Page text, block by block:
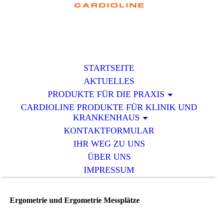
STARTSEITE
AKTUELLES
PRODUKTE FÜR DIE PRAXIS
CARDIOLINE PRODUKTE FÜR KLINIK UND
KRANKENHAUS
KONTAKTFORMULAR
IHR WEG ZU UNS
ÜBER UNS
IMPRESSUM
Ergometrie und Ergometrie Messplätze